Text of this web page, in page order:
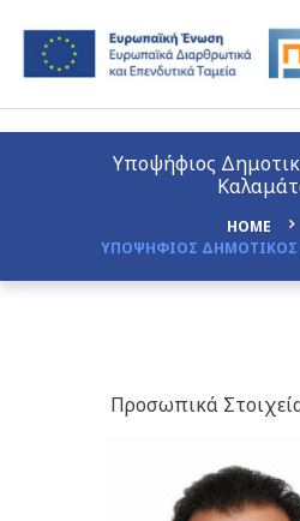
Υποψήφιος
HOME
ΥΠΟΨΗΦΙΟΣ ΔΗΜΟΤΙΚΟΣ
Προσωπικά